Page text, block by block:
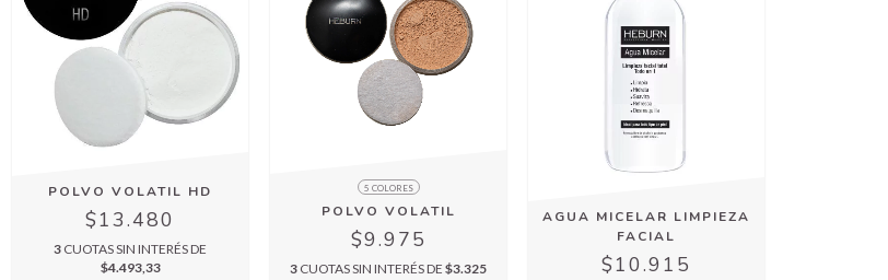
POLVO VOLATIL HD
$13.480
3 CUOTAS SIN INTERÉS DE
$4.493,33
5 COLORES
POLVO VOLATIL
$9.975
3 CUOTAS SIN INTERÉS DE$3.325
AGUA MICELAR LIMPIEZA
FACIAL
$10.915